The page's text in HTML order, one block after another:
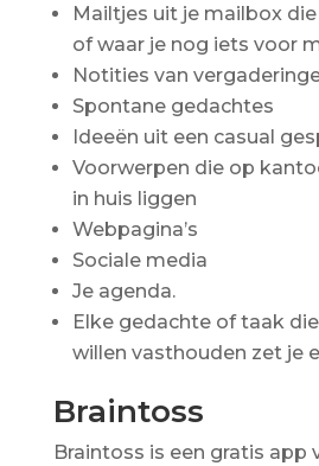
Mailtjes uit je mailbox
of waar je nog iets voor
Notities van
Spontane gedachtes
Ideeën uit een casual
Voorwerpen die op
in huis liggen
Webpagina’s
Sociale media
Je agenda.
Elke gedachte of taak
willen vasthouden zet je
Braintoss
Braintoss is een gratis app